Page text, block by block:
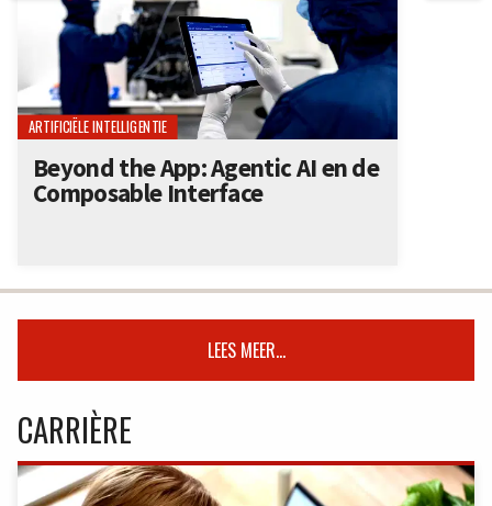
ARTIFICIËLE INTELLIGENTIE
Beyond the App: Agentic AI en de
Composable Interface
LEES MEER...
CARRIÈRE